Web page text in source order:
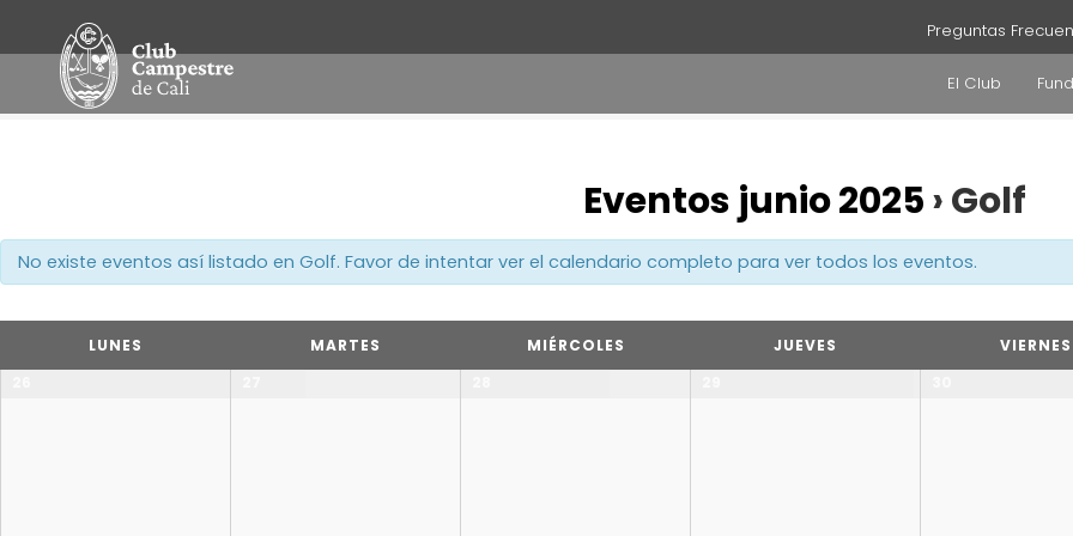
Preguntas
El Club
Eventos junio 2025› Golf
No existe eventos así listado en Golf. Favor de intentar ver el calendario completo para ver todos los eventos.
Navegación
en
LUNES MARTES MIÉRCOLES JUEVES VIERNES